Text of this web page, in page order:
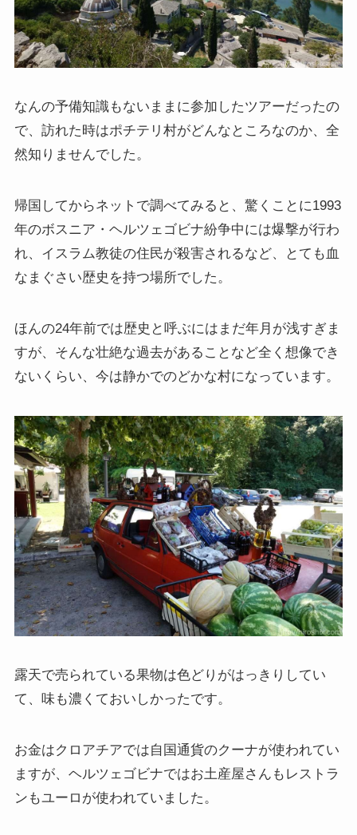
なんの予備知識もないままに参加したツアーだったの
で、訪れた時はポチテリ村がどんなところなのか、全
然知りませんでした。
帰国してからネットで調べてみると、驚くことに1993
年のボスニア・ヘルツェゴビナ紛争中には爆撃が行わ
れ、イスラム教徒の住民が殺害されるなど、とても血
なまぐさい歴史を持つ場所でした。
ほんの24年前では歴史と呼ぶにはまだ年月が浅すぎま
すが、そんな壮絶な過去があることなど全く想像でき
ないくらい、今は静かでのどかな村になっています。
露天で売られている果物は色どりがはっきりしてい
て、味も濃くておいしかったです。
お金はクロアチアでは自国通貨のクーナが使われてい
ますが、ヘルツェゴビナではお土産屋さんもレストラ
ンもユーロが使われていました。